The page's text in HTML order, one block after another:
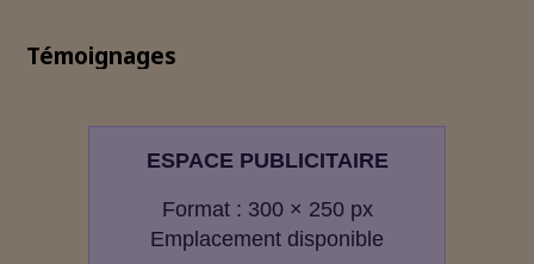
Témoignages
ESPACE PUBLICITAIRE
Format : 300 × 250 px
Emplacement disponible